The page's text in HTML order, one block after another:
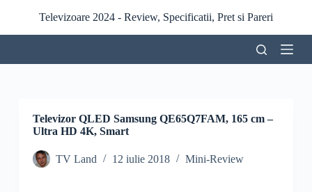
r
l
Televizoare 2024 - Review, Specificatii, Pret si Pareri
Televizor QLED Samsung QE65Q7FAM, 165 cm –
Ultra HD 4K, Smart
TV Land 12 iulie 2018 Mini-Review